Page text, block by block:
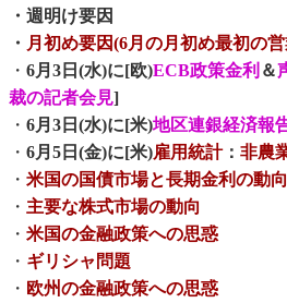
・週明け要因
・ 月初め要因(6月の月初め最初の
・ 6月3日(水)に[欧)ECB政策金利 ＆
裁の記者会見]
・ 6月3日(水)に[米)地区連銀経済報
・ 6月5日(金)に[米)雇用統計： 非農
・ 米国の国債市場と長期金利の動向
・ 主要な株式市場の動向
・ 米国の金融政策への思惑
・ ギリシャ問題
・ 欧州の金融政策への思惑